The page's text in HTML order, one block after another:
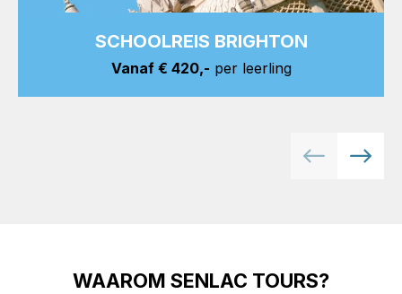
SCHOOLREIS BRIGHTON
Vanaf € 420,- per leerling
WAAROM SENLAC TOURS?